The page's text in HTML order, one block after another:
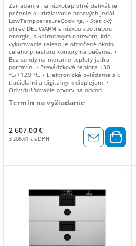
Zariadenie na nízkoteplotné delikátne
pečenie a udržiavanie hotových jedál -
LowTempperatureCooking. • Statický
ohrev DELIWARM s nízkou spotrebou
energie, s kalrodovým ohrevom, kde
vykurovacie teleso je obtočené okolo
celého priestoru komory na pečenie. •
Bez sondy na meranie teploty jadra
potravín. • Prevádzková teplota +30
°C/+120 °C. • Elektronické ovládanie s 8
tlačidlami a digitálnym displejom. •
Odvzdušňovacie otvory na odvod
odvod nadmernej kondenzácie. •
vysoko tepelne odolného silikónu. •
Bezpečnostný termostat pre priestor
rúry. • Zásuvky s rozmermi GN 1/1,
výškou 150 mm . Kapacita: 2x zásuvka -
Rozmer v mm: 650 x 585 x 505(v).
Termín na vyžiadanie
2 607,00 €
3 206,61 € s DPH